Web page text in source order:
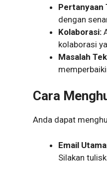
Pertanyaan
dengan
Kolaborasi:
kolaborasi
Masalah
Cara
Anda dapat
Email
Silakan